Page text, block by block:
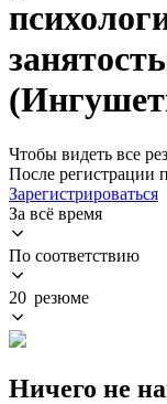
Чтобы видеть все
После регистрации
Зарегистрироваться
За всё время
По соответствию
20 резюме
Ничего не